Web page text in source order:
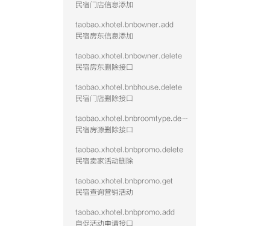
民宿门店信息添加
taobao.xhotel.bnbowner.add
民宿房东信息添加
taobao.xhotel.bnbowner.delete
民宿房东删除接口
taobao.xhotel.bnbhouse.delete
民宿门店删除接口
taobao.xhotel.bnbroomtype.delete
民宿房源删除接口
taobao.xhotel.bnbpromo.delete
民宿卖家活动删除
taobao.xhotel.bnbpromo.get
民宿查询营销活动
taobao.xhotel.bnbpromo.add
自促活动申请接口